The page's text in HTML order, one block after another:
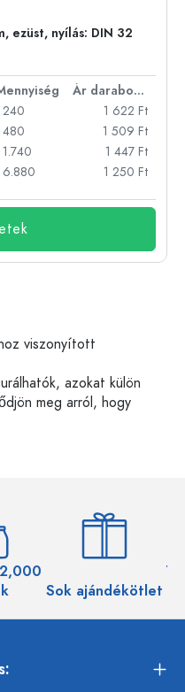
ezüst, nyílás: DIN 32
Ár darabonként
240
1 622 Ft
480
1 509 Ft
1.740
1 447 Ft
6.880
1 250 Ft
viszonyított
azokat külön
meg arról, hogy
Sok ajándékötlet